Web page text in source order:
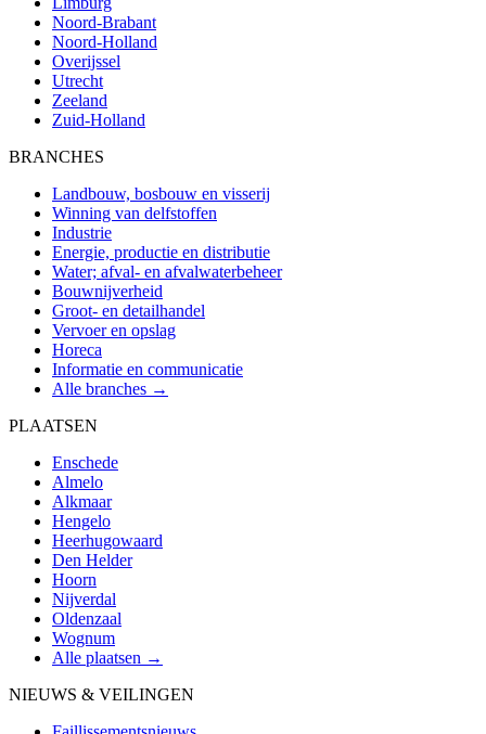
Noord-Brabant
Noord-Holland
Overijssel
Utrecht
Zeeland
Zuid-Holland
BRANCHES
Landbouw, bosbouw en visserij
Winning van delfstoffen
Industrie
Energie, productie en distributie
Water; afval- en afvalwaterbeheer
Bouwnijverheid
Groot- en detailhandel
Vervoer en opslag
Horeca
Informatie en communicatie
Alle branches →
PLAATSEN
Enschede
Almelo
Alkmaar
Hengelo
Heerhugowaard
Den Helder
Hoorn
Nijverdal
Oldenzaal
Wognum
Alle plaatsen →
NIEUWS & VEILINGEN